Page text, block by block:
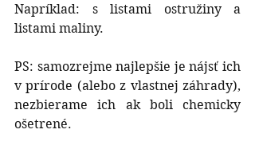
Napríklad: s listami ostružiny a
listami maliny.
PS: samozrejme najlepšie je nájsť ich
v prírode (alebo z vlastnej záhrady),
nezbierame ich ak boli chemicky
ošetrené.